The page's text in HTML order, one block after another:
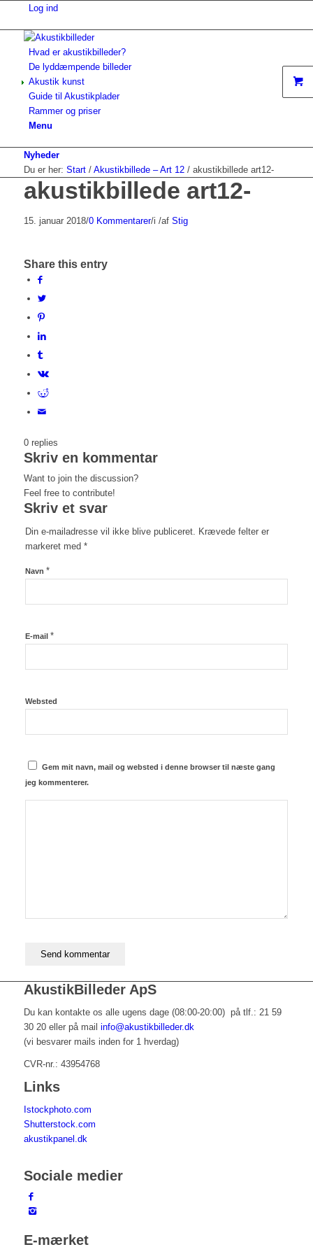
Log ind
Hvad er akustikbilleder?
De lyddæmpende billeder
Akustik kunst
Guide til Akustikplader
Rammer og priser
Menu
Nyheder
Du er her: Start / Akustikbillede – Art 12 / akustikbillede art12-
akustikbillede art12-
15. januar 2018/0 Kommentarer/i /af Stig
Share this entry
0 replies
Skriv en kommentar
Want to join the discussion?
Feel free to contribute!
Skriv et svar
Din e-mailadresse vil ikke blive publiceret. Krævede felter er
markeret med *
Navn *
E-mail *
Websted
Gem mit navn, mail og websted i denne browser til næste gang
jeg kommenterer.
AkustikBilleder ApS
Du kan kontakte os alle ugens dage (08:00-20:00) på tlf.: 21 59
30 20 eller på mail info@akustikbilleder.dk
(vi besvarer mails inden for 1 hverdag)
CVR-nr.: 43954768
Links
Istockphoto.com
Shutterstock.com
akustikpanel.dk
Sociale medier
E-mærket